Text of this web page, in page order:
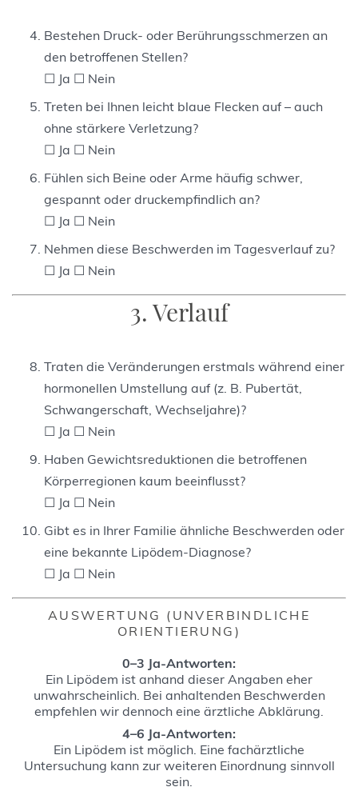
Bestehen Druck- oder Berührungsschmerzen an
den betroffenen Stellen?
☐ Ja ☐ Nein
Treten bei Ihnen leicht blaue Flecken auf – auch
ohne stärkere Verletzung?
☐ Ja ☐ Nein
Fühlen sich Beine oder Arme häufig schwer,
gespannt oder druckempfindlich an?
☐ Ja ☐ Nein
Nehmen diese Beschwerden im Tagesverlauf zu?
☐ Ja ☐ Nein
3. Verlauf
Traten die Veränderungen erstmals während einer
hormonellen Umstellung auf (z. B. Pubertät,
Schwangerschaft, Wechseljahre)?
☐ Ja ☐ Nein
Haben Gewichtsreduktionen die betroffenen
Körperregionen kaum beeinflusst?
☐ Ja ☐ Nein
Gibt es in Ihrer Familie ähnliche Beschwerden oder
eine bekannte Lipödem-Diagnose?
☐ Ja ☐ Nein
AUSWERTUNG (UNVERBINDLICHE
ORIENTIERUNG)
0–3 Ja-Antworten:
Ein Lipödem ist anhand dieser Angaben eher
unwahrscheinlich. Bei anhaltenden Beschwerden
empfehlen wir dennoch eine ärztliche Abklärung.
4–6 Ja-Antworten:
Ein Lipödem ist möglich. Eine fachärztliche
Untersuchung kann zur weiteren Einordnung sinnvoll
sein.